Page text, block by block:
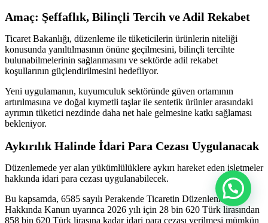
Amaç: Şeffaflık, Bilinçli Tercih ve Adil Rekabet
Ticaret Bakanlığı, düzenleme ile tüketicilerin ürünlerin niteliği
konusunda yanıltılmasının önüne geçilmesini, bilinçli tercihte
bulunabilmelerinin sağlanmasını ve sektörde adil rekabet
koşullarının güçlendirilmesini hedefliyor.
Yeni uygulamanın, kuyumculuk sektöründe güven ortamının
artırılmasına ve doğal kıymetli taşlar ile sentetik ürünler arasındaki
ayrımın tüketici nezdinde daha net hale gelmesine katkı sağlaması
bekleniyor.
Aykırılık Halinde İdari Para Cezası Uygulanacak
Düzenlemede yer alan yükümlülüklere aykırı hareket eden işletmeler
hakkında idari para cezası uygulanabilecek.
Bu kapsamda, 6585 sayılı Perakende Ticaretin Düzenlenmesi
Hakkında Kanun uyarınca 2026 yılı için 28 bin 620 Türk lirasından
858 bin 620 Türk lirasına kadar idari para cezası verilmesi mümkün